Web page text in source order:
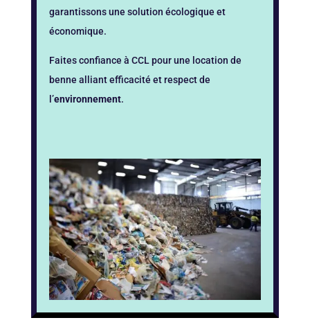
garantissons une solution écologique et
économique.
Faites confiance à CCL pour une location de
benne alliant efficacité et respect de
l’environnement.